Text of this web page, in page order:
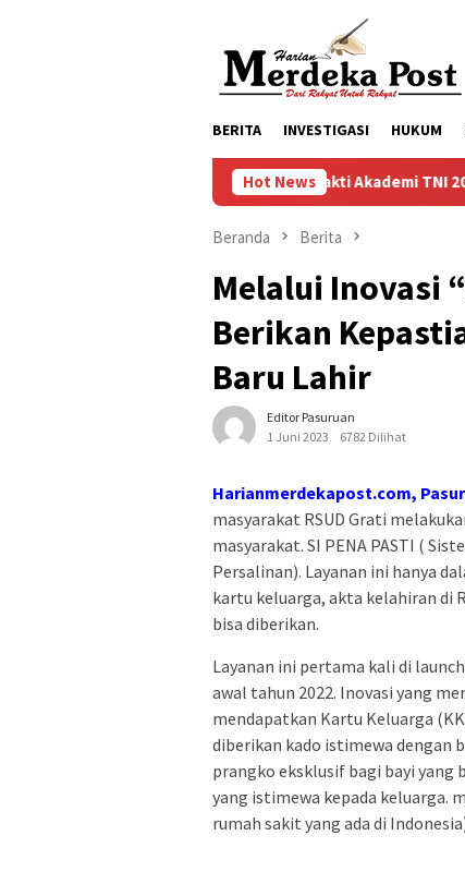
BERITA INVESTIGASI HUKUM
Hot News
Taruna Bhakti Akademi TNI 2026
Beranda Berita
Melalui Inovasi
Berikan
Baru Lahir
Editor Pasuruan
1 Juni 2023
6782 Dilihat
Harianmerdekapost.com,
masyarakat RSUD Grati
masyarakat. SI PENA PASTI (
Persalinan). Layanan ini hanya
kartu keluarga, akta kelahiran di
bisa diberikan.
Layanan ini pertama kali di
awal tahun 2022. Inovasi yang
mendapatkan Kartu Keluarga
diberikan kado istimewa dengan
prangko eksklusif bagi bayi yang
yang istimewa kepada keluarga.
rumah sakit yang ada di